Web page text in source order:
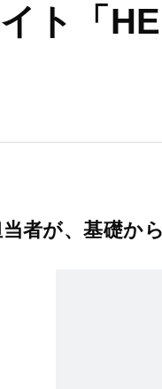
ト「
者が、基礎か